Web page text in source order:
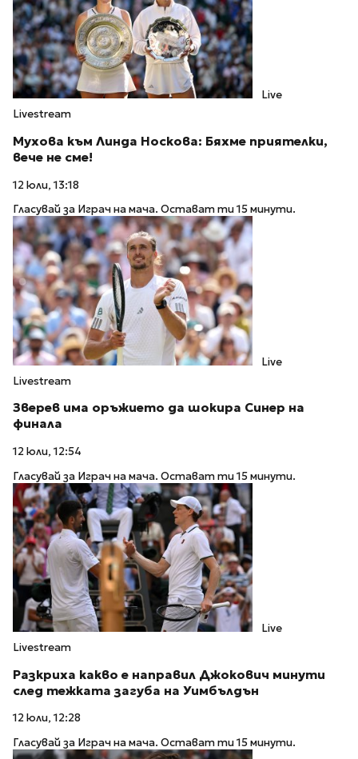
Live
Livestream
Мухова към Линда Носкова: Бяхме приятелки,
вече не сме!
12 юли, 13:18
Гласувай за Играч на мача. Остават ти 15 минути.
Live
Livestream
Зверев има оръжието да шокира Синер на
финала
12 юли, 12:54
Гласувай за Играч на мача. Остават ти 15 минути.
Live
Livestream
Разкриха какво е направил Джокович минути
след тежката загуба на Уимбълдън
12 юли, 12:28
Гласувай за Играч на мача. Остават ти 15 минути.